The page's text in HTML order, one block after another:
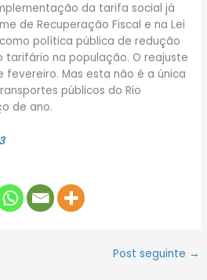
da tarifa social já
de Recuperação Fiscal e na Lei
política pública de redução
na população. O reajuste
fevereiro. Mas esta não é a única
públicos do Rio
de ano.
Post seguinte →